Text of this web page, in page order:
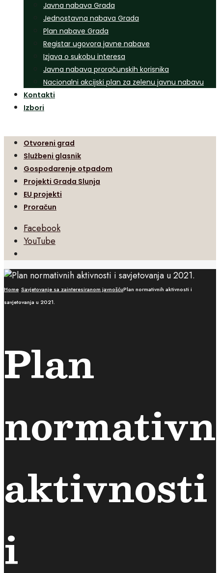
Javna nabava Grada
Jednostavna nabava Grada
Plan nabave Grada
Registar ugovora javne nabave
Izjava o sukobu interesa
Javna nabava proračunskih korisnika
Nacionalni akcijski plan za zelenu javnu nabavu
Kontakti
Izbori
Otvoreni grad
Službeni glasnik
Gospodarenje otpadom
Projekti Grada Slunja
EU projekti
Proračun
Facebook
YouTube
Search
Window
Home Savjetovanje sa zainteresiranom javnošćuPlan normativnih aktivnosti i
savjetovanja u 2021.
Plan
aktivnosti
i